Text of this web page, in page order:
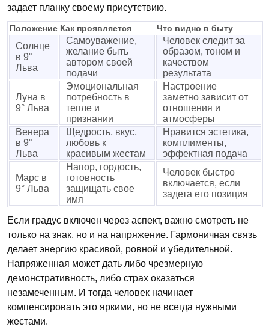
задает планку своему присутствию.
Положение Как проявляется Что видно в быту
Солнце
в 9°
Льва
Самоуважение,
желание быть
автором своей
подачи
Человек следит за
образом, тоном и
качеством
результата
Луна в
9° Льва
Эмоциональная
потребность в
тепле и
признании
Настроение
заметно зависит от
отношения и
атмосферы
Венера
в 9°
Льва
Щедрость, вкус,
любовь к
красивым жестам
Нравится эстетика,
комплименты,
эффектная подача
Марс в
9° Льва
Напор, гордость,
готовность
защищать свое
имя
Человек быстро
включается, если
задета его позиция
Если градус включен через аспект, важно смотреть не
только на знак, но и на напряжение. Гармоничная связь
делает энергию красивой, ровной и убедительной.
Напряженная может дать либо чрезмерную
демонстративность, либо страх оказаться
незамеченным. И тогда человек начинает
компенсировать это яркими, но не всегда нужными
жестами.